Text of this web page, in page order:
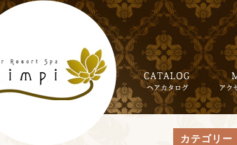
カテゴリー